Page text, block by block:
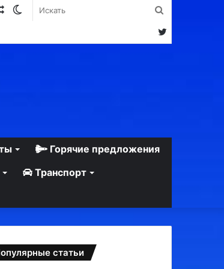
Switch
Случайная
Twitter
Горячие предложения
Транспорт
статьи